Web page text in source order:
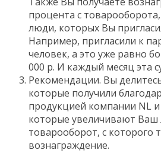
процента с
люди, которых Вы
Например, пригласили к
человек, а это уже равно
000 р. И каждый месяц эта
Рекомендации. Вы
которые получили
продукцией компании NL
которые увеличивают Ваш
товарооборот, с которого
вознаграждение.